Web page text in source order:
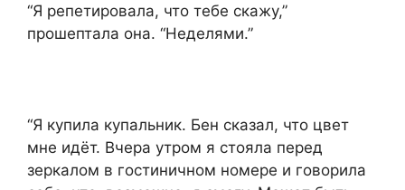
“Я репетировала, что тебе скажу,”
прошептала она. “Неделями.”
“Я купила купальник. Бен сказал, что цвет
мне идёт. Вчера утром я стояла перед
зеркалом в гостиничном номере и говорила